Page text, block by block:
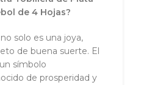
de 4 Hojas?
solo es una joya,
de buena suerte. El
símbolo
de prosperidad y